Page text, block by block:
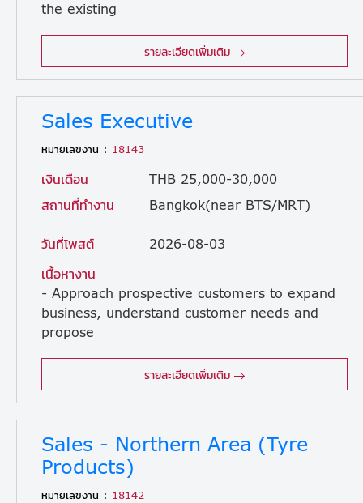
the existing
รายละเอียดเพิ่มเติม
Sales Executive
หมายเลขงาน : 18143
เงินเดือน
THB 25,000-30,000
สถานที่ทำงาน
Bangkok(near BTS/MRT)
วันที่โพสต์
2026-08-03
เนื้อหางาน
- Approach prospective customers to expand
business, understand customer needs and
propose
รายละเอียดเพิ่มเติม
Sales - Northern Area (Tyre
Products)
หมายเลขงาน : 18142